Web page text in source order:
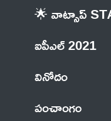
🌟 వాట్సాప్
ఐపీఎల్ 2021
వినోదం
పంచాంగం